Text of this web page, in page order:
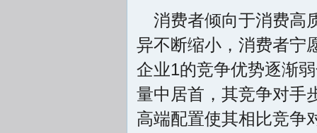
消费者倾向于消费高
异不断缩小，消费者宁
企业1的竞争优势逐渐
量中居首，其竞争对手
高端配置使其相比竞争